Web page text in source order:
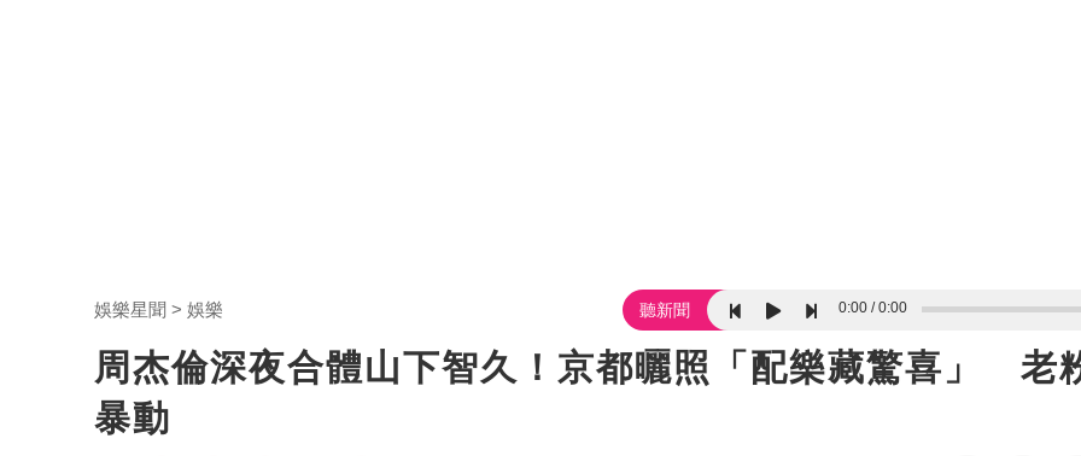
娛樂星聞 娛樂 聽新聞 0:00 0:00
周杰倫深夜合體山下智久！京都曬照「配樂藏驚喜」 老
暴動